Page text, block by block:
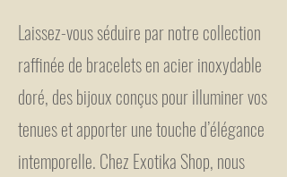
Laissez-vous séduire par notre collection
raffinée de bracelets en acier inoxydable
doré, des bijoux conçus pour illuminer vos
tenues et apporter une touche d’élégance
intemporelle. Chez Exotika Shop, nous